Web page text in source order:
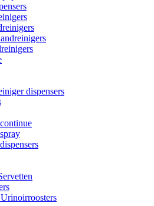
dispensers